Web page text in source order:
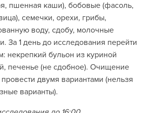
пшенная каши), бобовые (фасоль,
семечки, орехи, грибы,
воду, сдобу, молочные
За 1 день до исследования перейти
некрепкий бульон из куриной
печенье (не сдобное). Очищение
двумя вариантами (нельзя
варианты).